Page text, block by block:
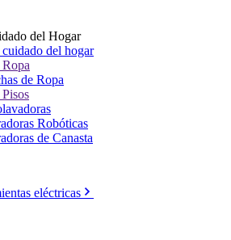
del Hogar
del hogar
de Ropa
Robóticas
de Canasta
eléctricas